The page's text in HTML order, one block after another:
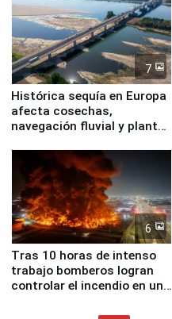
7
Histórica sequía en Europa
afecta cosechas,
navegación fluvial y plantas
6
Tras 10 horas de intenso
trabajo bomberos logran
controlar el incendio en una